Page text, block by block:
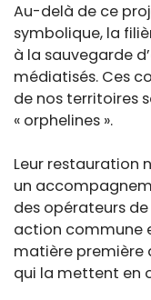
Au-delà de ce
symbolique, la
à la sauvegarde
médiatisés. Ces
de nos territoires
« orphelines ».
Leur restauration
un
des opérateurs
action commune
matière première
qui la mettent en